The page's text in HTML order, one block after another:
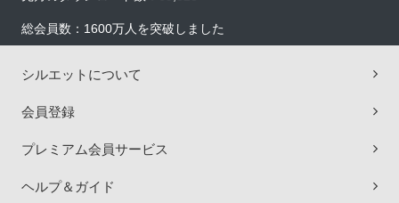
総会員数：1600万人を突破しました
シルエットについて
会員登録
プレミアム会員サービス
ヘルプ＆ガイド